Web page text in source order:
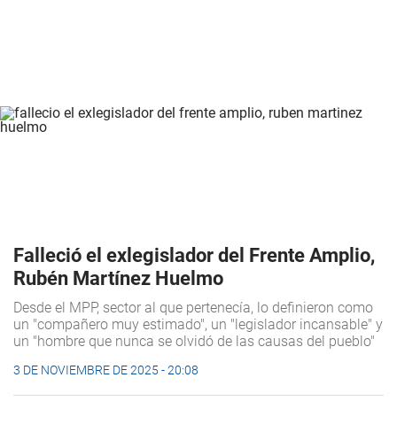
Falleció el exlegislador del Frente Amplio,
Rubén Martínez Huelmo
Desde el MPP, sector al que pertenecía, lo definieron como
un "compañero muy estimado", un "legislador incansable" y
un "hombre que nunca se olvidó de las causas del pueblo"
3 DE NOVIEMBRE DE 2025 - 20:08